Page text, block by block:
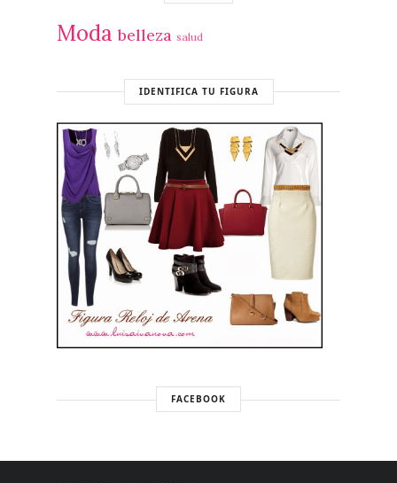
Moda belleza salud
IDENTIFICA TU FIGURA
FACEBOOK